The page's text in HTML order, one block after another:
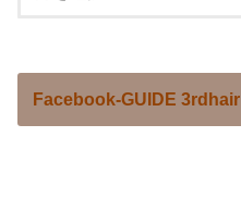
Facebook-GUIDE 3rdhair